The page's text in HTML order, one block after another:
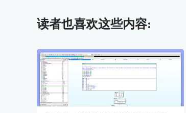
读者也喜欢这些内容: